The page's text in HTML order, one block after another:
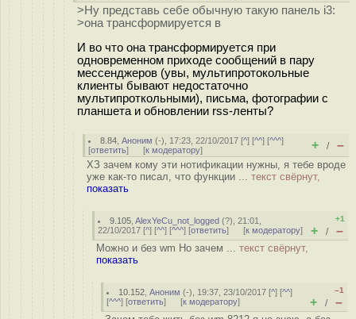
>Ну представь себе обычную такую панель i3:
>она трансформируется в
И во что она трансформируется при
одновременном приходе сообщений в пару
мессенджеров (увы, мультипротокольные
клиенты бывают недостаточно
мультипроткольными), письма, фотографии с
планшета и обновлении rss-ленты?
8.84 ,Аноним (-), 17:23, 22/10/2017 [^] [^^] [^^^]
[ответить] [к модератору] + / –
ХЗ зачем кому эти нотификации нужны, я тебе вроде
уже как-то писал, что функции ... текст свёрнут,
показать
9.105 ,AlexYeCu_not_logged (?), 21:01,
22/10/2017 [^] [^^] [^^^] [ответить] [к модератору]
+1
+ / –
Можно и без wm Но зачем ... текст свёрнут,
показать
10.152 ,Аноним (-), 19:37, 23/10/2017 [^] [^^]
[^^^] [ответить] [к модератору]
–1
+ / –